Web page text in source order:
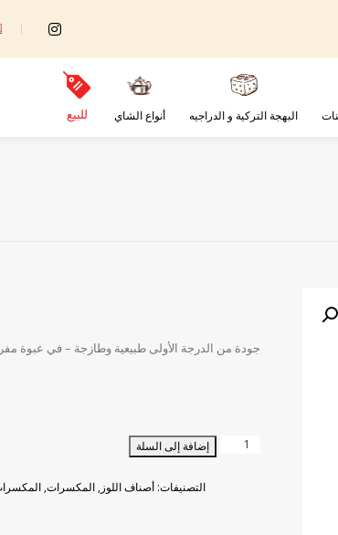
البهجة التركية و الدراجيه أنواع الشاي للبيع
جودة من الدرجة الأولى طبيعية وطازجة – في عبوة
كمية
إضافة إلى السلة
التصنيفات: أصناف اللوز, المكسرات,